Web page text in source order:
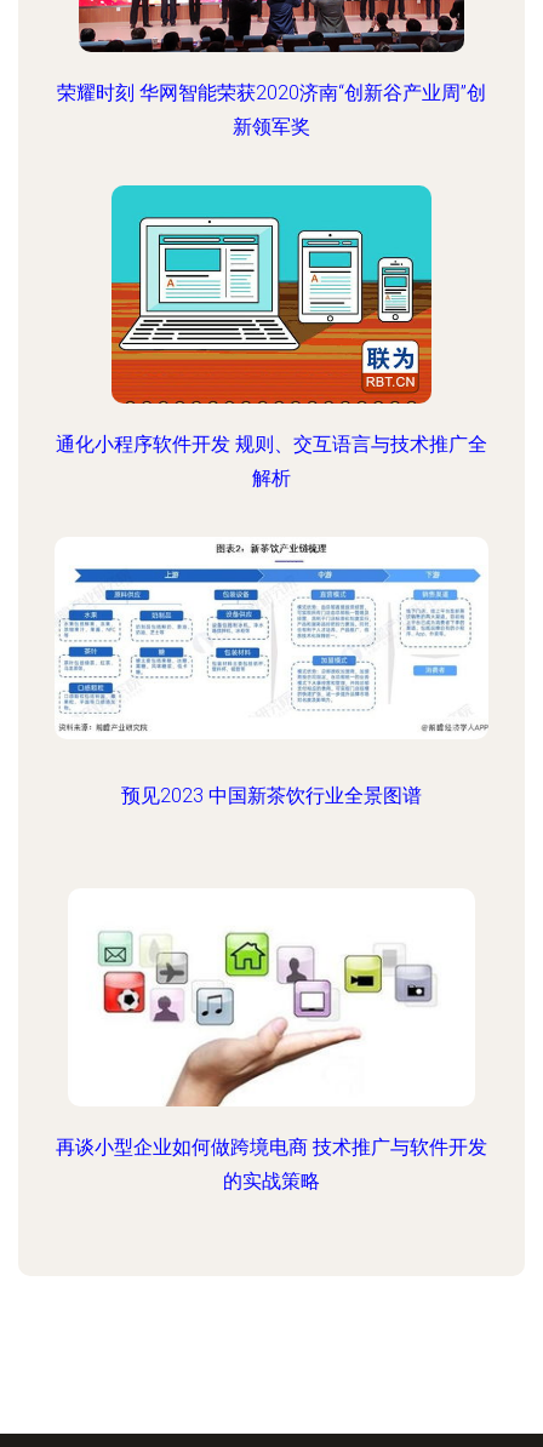
荣耀时刻 华网智能荣获2020济南“创新谷产业周”创
新领军奖
通化小程序软件开发 规则、交互语言与技术推广全
解析
预见2023 中国新茶饮行业全景图谱
再谈小型企业如何做跨境电商 技术推广与软件开发
的实战策略